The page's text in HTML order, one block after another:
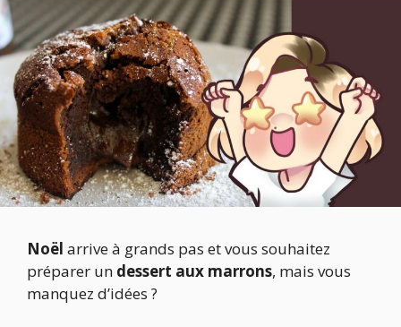
Noël arrive à grands pas et vous souhaitez
préparer un dessert aux marrons, mais vous
manquez d’idées ?